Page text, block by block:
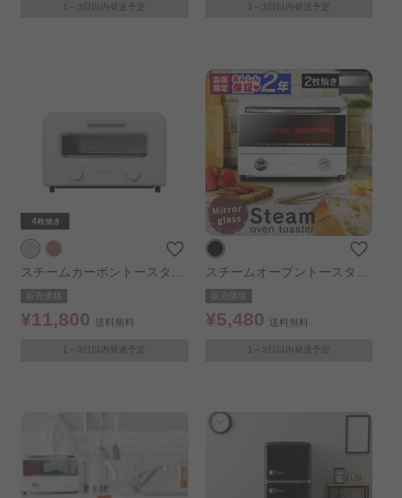
1～3日以内発送予定 1～3日以内発送予定
スチームカーボントースター
SOT-401-C ミルクベージュ
販売価格
¥11,800 送料無料
1～3日以内発送予定
スチームオーブントースター
2枚焼き BLSOT-011-B ブラ
ック
販売価格
¥5,480 送料無料
1～3日以内発送予定